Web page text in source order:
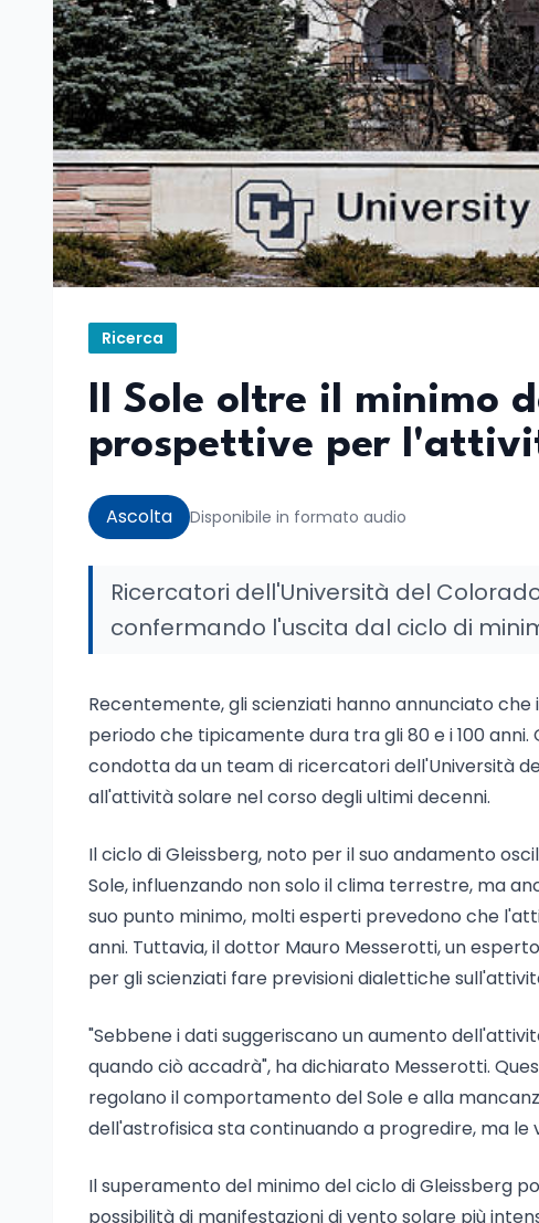
Ricerca
Il Sole oltre il minimo
prospettive per
Ascolta Disponibile in formato audio
Ricercatori dell'Università del
confermando l'uscita dal ciclo di
Recentemente, gli scienziati hanno annunciato
periodo che tipicamente dura tra gli 80 e i 100
condotta da un team di ricercatori dell'Università
all'attività solare nel corso degli ultimi decenni.
Il ciclo di Gleissberg, noto per il suo andamento
Sole, influenzando non solo il clima terrestre, ma
suo punto minimo, molti esperti prevedono che
anni. Tuttavia, il dottor Mauro Messerotti, un
per gli scienziati fare previsioni dialettiche
"Sebbene i dati suggeriscano un aumento
quando ciò accadrà", ha dichiarato Messerotti.
regolano il comportamento del Sole e alla
dell'astrofisica sta continuando a progredire, ma le
Il superamento del minimo del ciclo di Gleissberg
possibilità di manifestazioni di vento solare più